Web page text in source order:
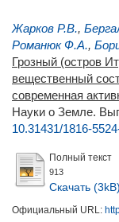
Жарков Р.В.,
Романюк Ф.А.,
Грозный (остров
вещественный
современная
Науки о Земле.
10.31431/1816-
Полный текст
913
Скачать (3kB)
Официальный URL: